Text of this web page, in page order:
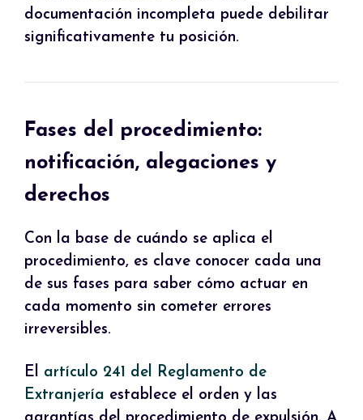
documentación incompleta puede debilitar
significativamente tu posición.
Fases del procedimiento:
notificación, alegaciones y
derechos
Con la base de cuándo se aplica el
procedimiento, es clave conocer cada una
de sus fases para saber cómo actuar en
cada momento sin cometer errores
irreversibles.
El artículo 241 del Reglamento de
Extranjería establece el orden y las